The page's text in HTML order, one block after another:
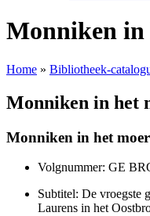
Monniken in
Home » Bibliotheek-
Monniken in het
Monniken in het
Volgnummer: GE
Subtitel: De vroegste
Laurens in het